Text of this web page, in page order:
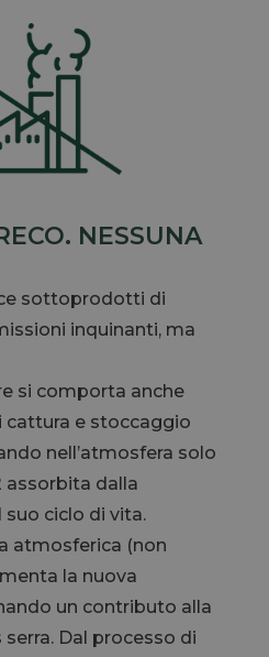
NESSUNA
sottoprodotti di
inquinanti, ma
si comporta anche
cattura e stoccaggio
nell’atmosfera solo
assorbita dalla
ciclo di vita.
atmosferica (non
la nuova
un contributo alla
Dal processo di